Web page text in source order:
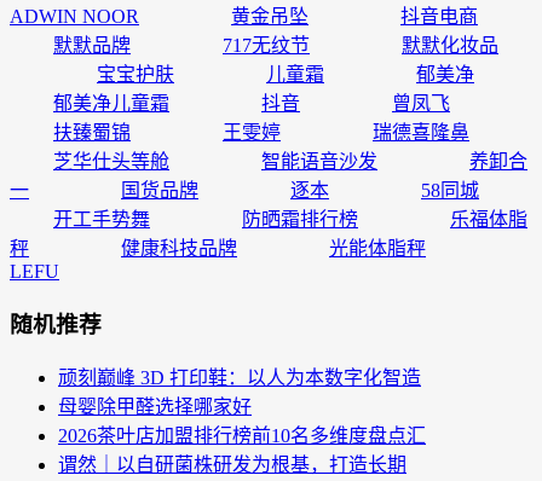
ADWIN NOOR
黄金吊坠
抖音电商
默默品牌
717无纹节
默默化妆品
宝宝护肤
儿童霜
郁美净
郁美净儿童霜
抖音
曾凤飞
扶臻蜀锦
王雯婷
瑞德喜隆鼻
芝华仕头等舱
智能语音沙发
养卸合
一
国货品牌 逐本
58同城
开工手势舞
防晒霜排行榜
乐福体脂
秤
健康科技品牌
光能体脂秤
LEFU
随机推荐
顽刻巅峰 3D 打印鞋：以人为本数字化智造
母婴除甲醛选择哪家好
2026茶叶店加盟排行榜前10名多维度盘点汇
谓然｜以自研菌株研发为根基，打造长期